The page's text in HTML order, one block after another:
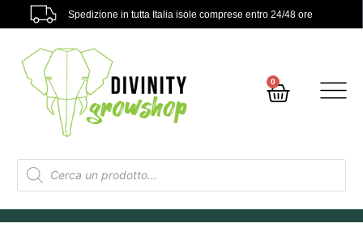
Spedizione in tutta Italia isole comprese entro 24/48 ore
0